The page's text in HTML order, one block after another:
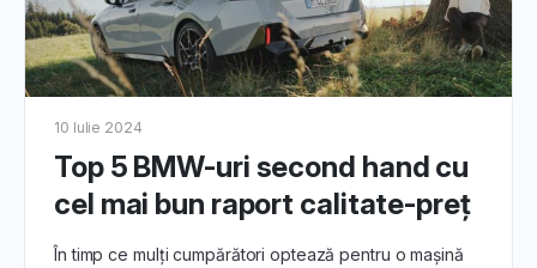
10 Iulie 2024
Top 5 BMW-uri second hand cu
cel mai bun raport calitate-preț
În timp ce mulți cumpărători optează pentru o mașină